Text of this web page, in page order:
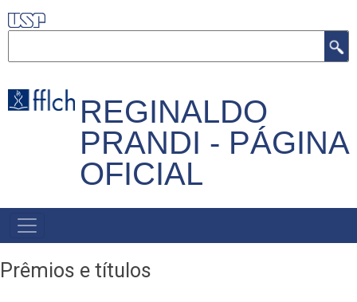
Pular
para
principal
REGINALDO
PRANDI - PÁGINA
OFICIAL
/PRINCIPAL
Prêmios e títulos